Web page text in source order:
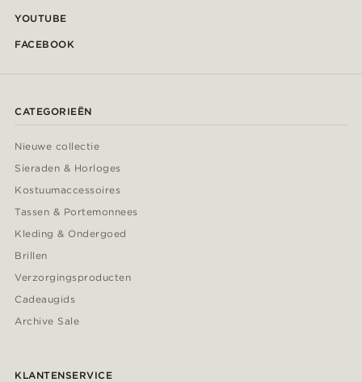
YOUTUBE
FACEBOOK
CATEGORIEËN
Nieuwe collectie
Sieraden & Horloges
Kostuumaccessoires
Tassen & Portemonnees
Kleding & Ondergoed
Brillen
Verzorgingsproducten
Cadeaugids
Archive Sale
KLANTENSERVICE